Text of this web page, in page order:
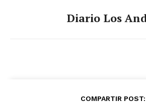
Diario Los
COMPARTIR POST: